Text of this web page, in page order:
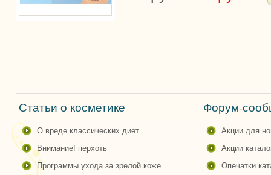
Статьи о косметике
о вреде классических диет
внимание! перхоть
программы ухода за зрелой коже...
Форум-
акции для
акции
опечатки